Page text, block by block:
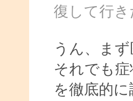
復して行
うん、ま
それでも
を徹底的